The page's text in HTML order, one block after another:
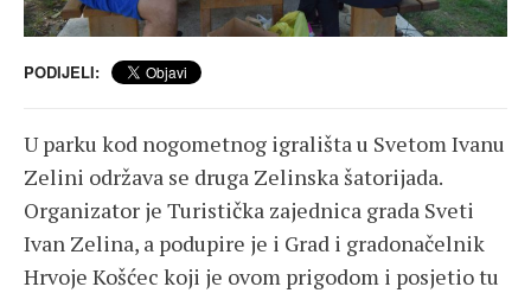
PODIJELI:
U parku kod nogometnog igrališta u Svetom Ivanu
Zelini održava se druga Zelinska šatorijada.
Organizator je Turistička zajednica grada Sveti
Ivan Zelina, a podupire je i Grad i gradonačelnik
Hrvoje Košćec koji je ovom prigodom i posjetio tu